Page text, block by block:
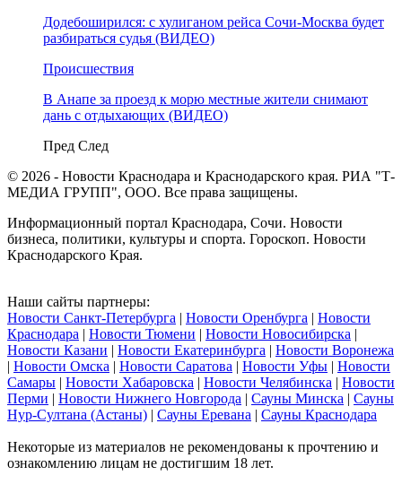
Додебоширился: с хулиганом рейса Сочи-Москва будет
разбираться судья (ВИДЕО)
Происшествия
В Анапе за проезд к морю местные жители снимают
дань с отдыхающих (ВИДЕО)
Пред След
© 2026 - Новости Краснодара и Краснодарского края. РИА "Т-
МЕДИА ГРУПП", ООО. Все права защищены.
Информационный портал Краснодара, Сочи. Новости
бизнеса, политики, культуры и спорта. Гороскоп. Новости
Краснодарского Края.
Наши сайты партнеры:
Новости Санкт-Петербурга | Новости Оренбурга | Новости
Краснодара | Новости Тюмени | Новости Новосибирска |
Новости Казани | Новости Екатеринбурга | Новости Воронежа
| Новости Омска | Новости Саратова | Новости Уфы | Новости
Самары | Новости Хабаровска | Новости Челябинска | Новости
Перми | Новости Нижнего Новгорода | Сауны Минска | Сауны
Нур-Султана (Астаны) | Сауны Еревана | Сауны Краснодара
Некоторые из материалов не рекомендованы к прочтению и
ознакомлению лицам не достигшим 18 лет.